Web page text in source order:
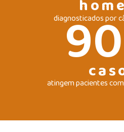
diagnosticados por
90
atingem pacientes